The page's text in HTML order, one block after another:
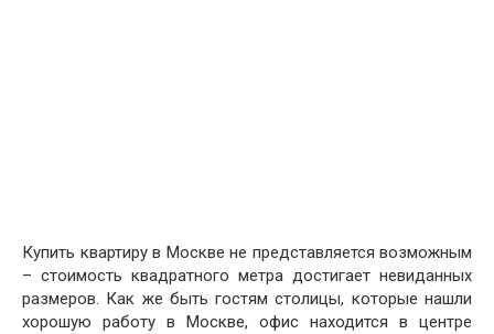
Купить квартиру в Москве не представляется возможным
– стоимость квадратного метра достигает невиданных
размеров. Как же быть гостям столицы, которые нашли
хорошую работу в Москве, офис находится в центре